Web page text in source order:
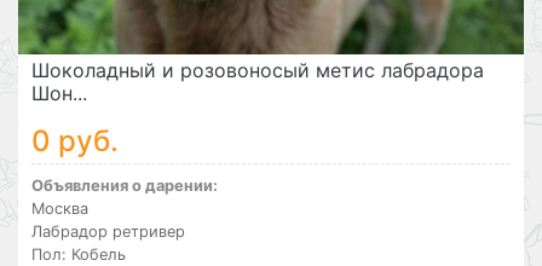
Шоколадный и розовоносый метис лабрадора
Шон...
0 руб.
Объявления о дарении:
Москва
Лабрадор ретривер
Пол: Кобель